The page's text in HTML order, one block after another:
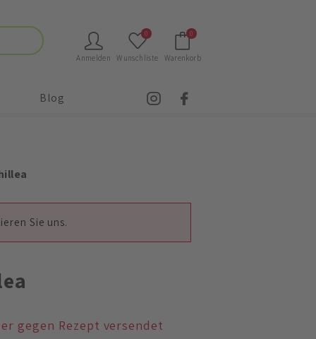
Anmelden
0
Wunschliste
0
Warenkorb
Blog
Sie uns.
gegen Rezept versendet